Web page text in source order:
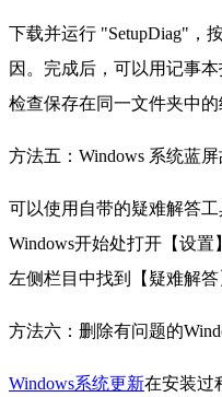
下载并运行 "SetupDiag"，
因。完成后，可以用记事本
检查保存在同一文件夹中的
方法五：Windows 系统蓝
可以使用自带的疑难解答
Windows开始处打开【设
左侧栏目中找到【疑难解答
方法六：删除有问题的
Windows系统更新在安装过